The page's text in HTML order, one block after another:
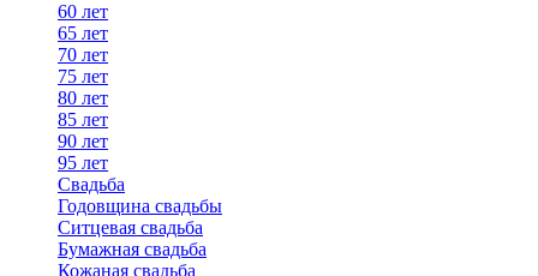
60 лет
65 лет
70 лет
75 лет
80 лет
85 лет
90 лет
95 лет
Свадьба
Годовщина свадьбы
Ситцевая свадьба
Бумажная свадьба
Кожаная свадьба